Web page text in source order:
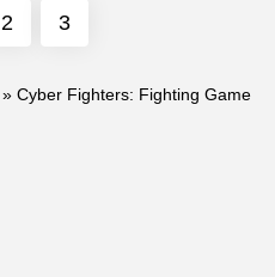
2 3
» Cyber Fighters: Fighting Game